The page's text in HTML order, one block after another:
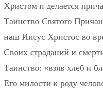
Христом и делается
Таинство Святого
наш Иисус Христос во
Своих страданий и
Таинство: «взяв хлеб и
Его милости к роду